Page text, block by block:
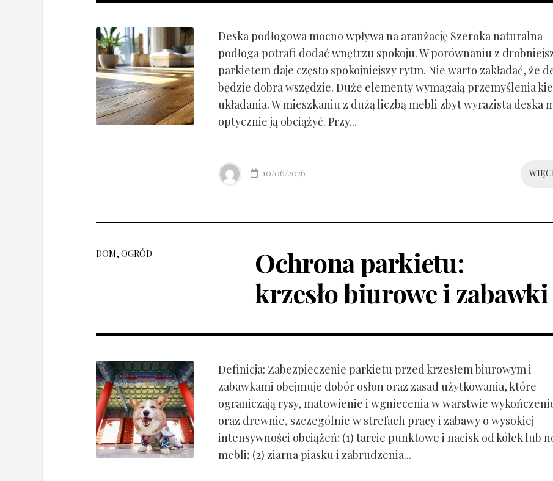
Deska podłogowa mocno wpływa na aranżację Szeroka naturalna
podłoga potrafi dodać wnętrzu spokoju. W porównaniu z
parkietem daje często spokojniejszy rytm. Nie warto zakładać, że
będzie dobra wszędzie. Duże elementy wymagają przemyślenia
układania. W mieszkaniu z dużą liczbą mebli zbyt wyrazista deska
optycznie ją obciążyć. Przy...
10/06/2026
DOM, OGRÓD
Ochrona parkietu:
krzesło biurowe i zabawki
Definicja: Zabezpieczenie parkietu przed krzesłem biurowym i
zabawkami obejmuje dobór osłon oraz zasad użytkowania, które
ograniczają rysy, matowienie i wgniecenia w warstwie
oraz drewnie, szczególnie w strefach pracy i zabawy o wysokiej
intensywności obciążeń: (1) tarcie punktowe i nacisk od kółek lub
mebli; (2) ziarna piasku i zabrudzenia...